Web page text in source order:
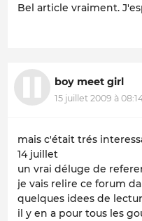
Bel article vraiment.
boy meet girl
15 juillet 2009 à
mais c'était trés
14 juillet
un vrai déluge de
je vais relire ce forum
quelques idees de
il y en a pour tous les